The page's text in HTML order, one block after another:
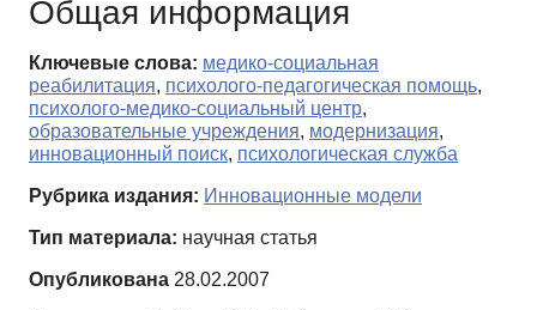
Общая информация
Ключевые слова: медико-социальная
реабилитация, психолого-педагогическая помощь,
психолого-медико-социальный центр,
образовательные учреждения, модернизация,
инновационный поиск, психологическая служба
Рубрика издания: Инновационные модели
Тип материала: научная статья
Опубликована 28.02.2007